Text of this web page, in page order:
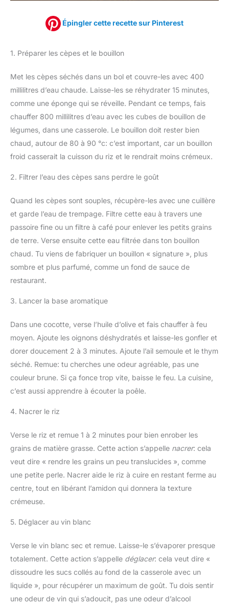
Épingler cette recette sur Pinterest
1. Préparer les cèpes et le bouillon
Met les cèpes séchés dans un bol et couvre-les avec 400
millilitres d’eau chaude. Laisse-les se réhydrater 15 minutes,
comme une éponge qui se réveille. Pendant ce temps, fais
chauffer 800 millilitres d’eau avec les cubes de bouillon de
légumes, dans une casserole. Le bouillon doit rester bien
chaud, autour de 80 à 90 °c: c’est important, car un bouillon
froid casserait la cuisson du riz et le rendrait moins crémeux.
2. Filtrer l’eau des cèpes sans perdre le goût
Quand les cèpes sont souples, récupère-les avec une cuillère
et garde l’eau de trempage. Filtre cette eau à travers une
passoire fine ou un filtre à café pour enlever les petits grains
de terre. Verse ensuite cette eau filtrée dans ton bouillon
chaud. Tu viens de fabriquer un bouillon « signature », plus
sombre et plus parfumé, comme un fond de sauce de
restaurant.
3. Lancer la base aromatique
Dans une cocotte, verse l’huile d’olive et fais chauffer à feu
moyen. Ajoute les oignons déshydratés et laisse-les gonfler et
dorer doucement 2 à 3 minutes. Ajoute l’ail semoule et le thym
séché. Remue: tu cherches une odeur agréable, pas une
couleur brune. Si ça fonce trop vite, baisse le feu. La cuisine,
c’est aussi apprendre à écouter la poêle.
4. Nacrer le riz
Verse le riz et remue 1 à 2 minutes pour bien enrober les
grains de matière grasse. Cette action s’appelle nacrer: cela
veut dire « rendre les grains un peu translucides », comme
une petite perle. Nacrer aide le riz à cuire en restant ferme au
centre, tout en libérant l’amidon qui donnera la texture
crémeuse.
5. Déglacer au vin blanc
Verse le vin blanc sec et remue. Laisse-le s’évaporer presque
totalement. Cette action s’appelle déglacer: cela veut dire «
dissoudre les sucs collés au fond de la casserole avec un
liquide », pour récupérer un maximum de goût. Tu dois sentir
une odeur de vin qui s’adoucit, pas une odeur d’alcool